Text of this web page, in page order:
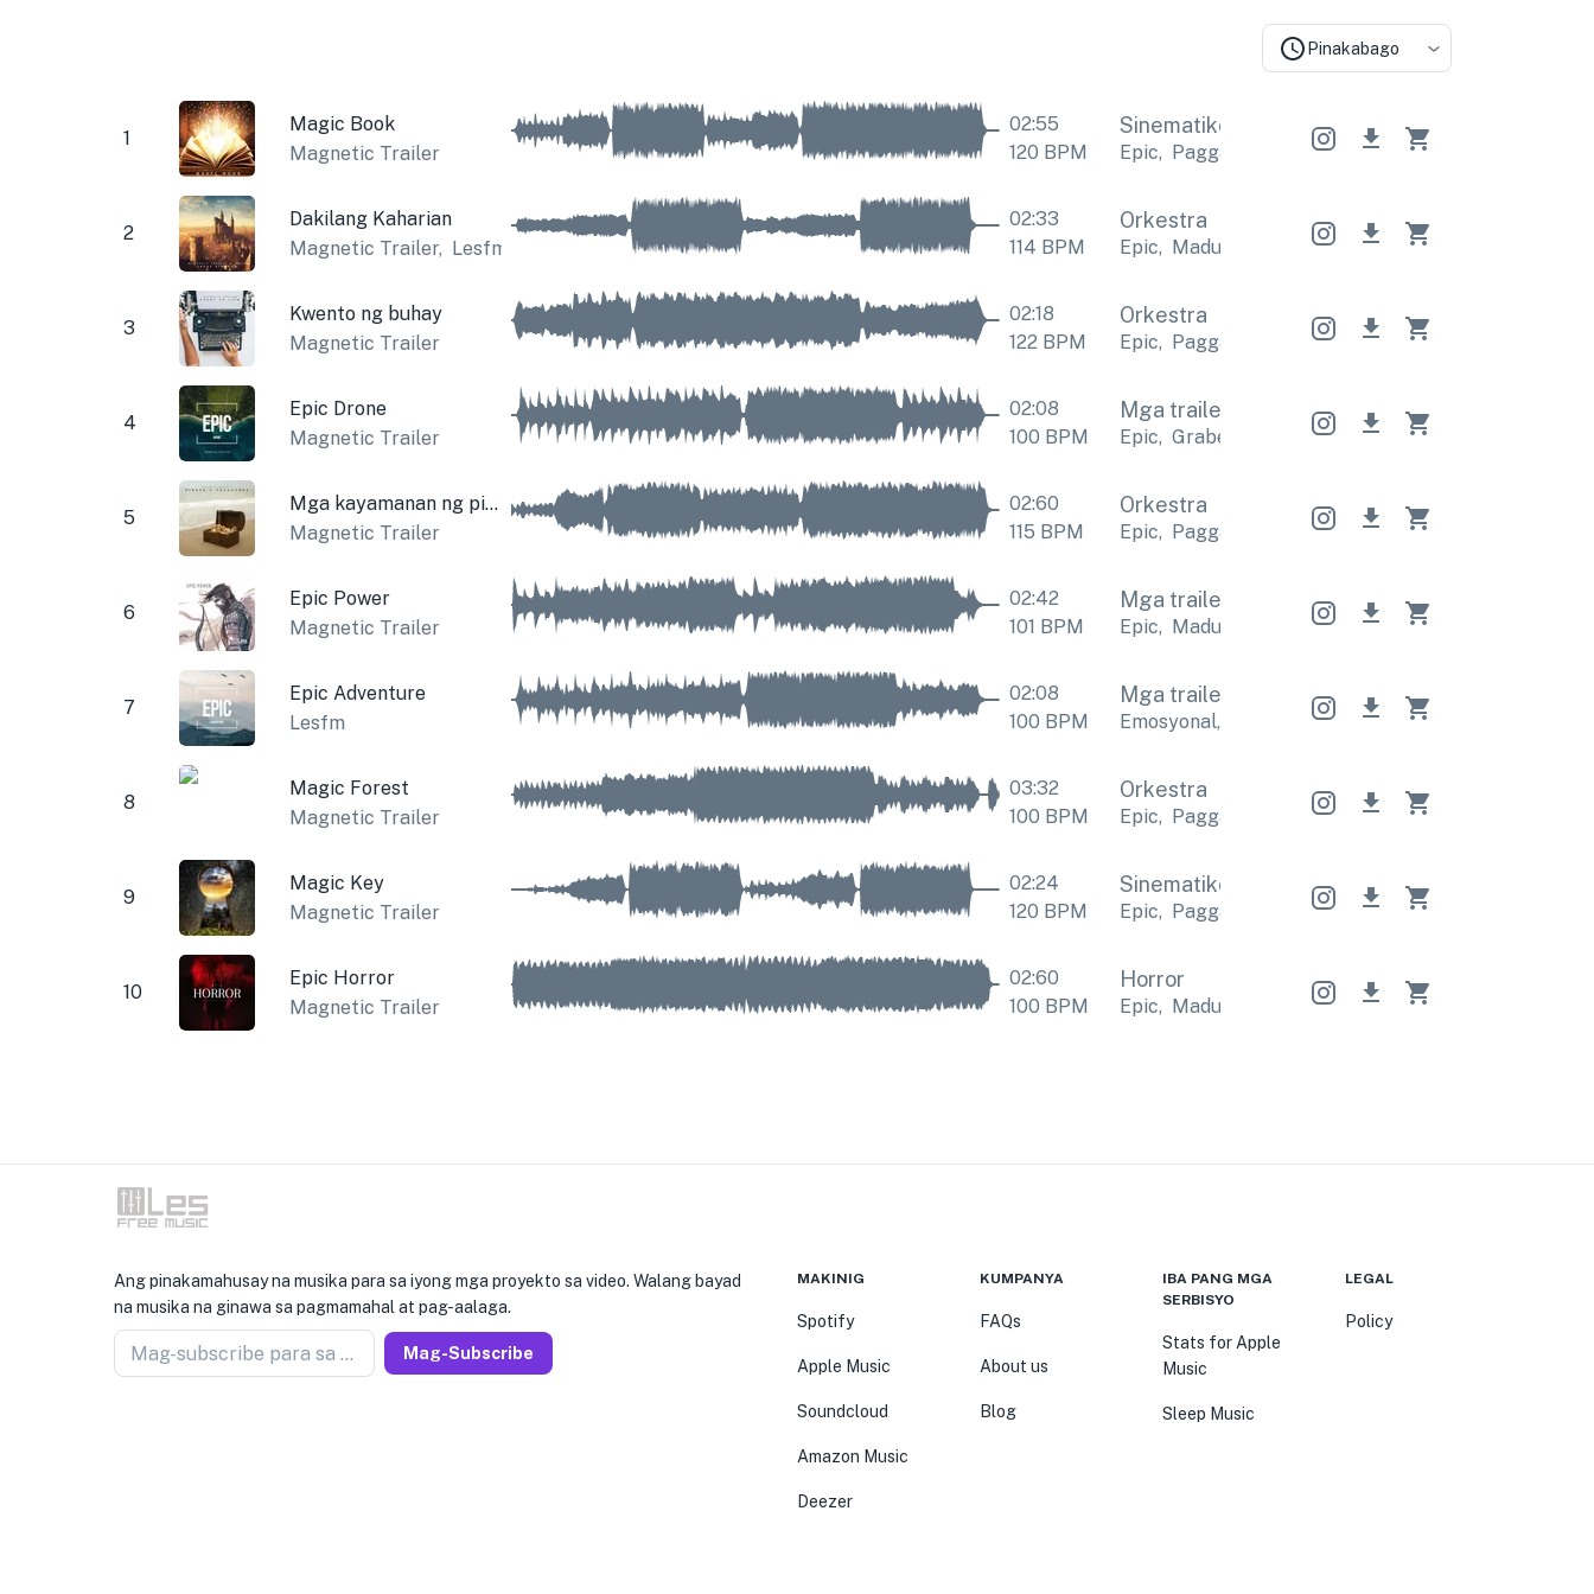
Pinakabago
1
Magic Book
Magnetic Trailer
02:55
120 BPM
Sinematiko Sinematiko Sinematiko
Epic, Pagganyak Epic, Pagganyak
2
Dakilang Kaharian
Magnetic Trailer, Lesfm
02:33
114 BPM
Orkestra
Epic, Madula Madula Epic,
3
Kwento ng buhay
Magnetic Trailer
02:18
122BPM
Orkestra
Epic, Pagganyak Epic, Pagganyak
4
Epic Drone
Magnetic Trailer
02:08
100 BPM
Mga trailer Mga trailer Mga trailer
Epic, Grabe Grabe Epic Grabe
5
Mga kayamanan ng pirata
Magnetic Trailer
02:60
115 BPM
Orkestra
Epic, Pagganyak Epic, Pagganyak
6
Epic Power
Magnetic Trailer
02:42
101 BPM
Mga trailer Mga trailer Mga trailer
Epic, Madula Madula Epic,
7
Epic Adventure
Lesfm
02:08
100 BPM
Mga trailer Mga trailer Mga trailer
Emosyonal, Emosyonal Epic
8
Magic Forest
Magnetic Trailer
03:32
100 BPM
Orkestra
Epic, Pagganyak Epic, Pagganyak
9
Magic Key
Magnetic Trailer
02:24
120 BPM
Sinematiko Sinematiko Sinematiko
Epic, Pagganyak Epic, Pagganyak
10
Epic Horror
Magnetic Trailer
02:60
100 BPM
Horror
Epic, Madula Madula Epic,
Ang pinakamahusay na musika para sa iyong mga proyekto sa video. Walang bayad
na musika na ginawa sa pagmamahal at pag-aalaga.
Mag-subscribe para sa newseller Mag-Subscribe
MAKINIG
Spotify
Apple Music
Soundcloud
Amazon Music
Deezer
KUMPANYA
FAQs
About us
Blog
IBA PANG MGA
SERBISYO
Stats for Apple
Music
Sleep Music
LEGAL
Policy